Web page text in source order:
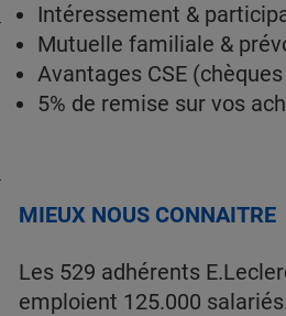
Intéressement &
Mutuelle familiale &
Avantages CSE
5% de remise sur vos
MIEUX NOUS CONNAITRE
Les 529 adhérents
emploient 125.000